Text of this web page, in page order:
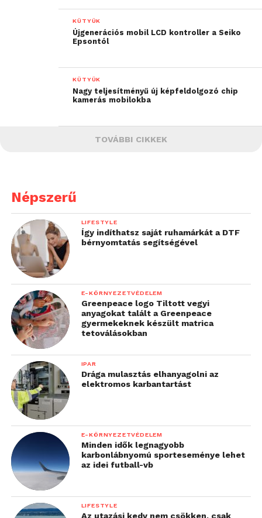
KÜTYÜK
Újgenerációs mobil LCD kontroller a Seiko
Epsontól
KÜTYÜK
Nagy teljesítményű új képfeldolgozó chip
kamerás mobilokba
TOVÁBBI CIKKEK
Népszerű
LIFESTYLE
Így indíthatsz saját ruhamárkát a DTF
bérnyomtatás segítségével
E-KÖRNYEZETVÉDELEM
Greenpeace logo Tiltott vegyi
anyagokat talált a Greenpeace
gyermekeknek készült matrica
tetoválásokban
IPAR
Drága mulasztás elhanyagolni az
elektromos karbantartást
E-KÖRNYEZETVÉDELEM
Minden idők legnagyobb
karbonlábnyomú sporteseménye lehet
az idei futball-vb
LIFESTYLE
Az utazási kedv nem csökken, csak